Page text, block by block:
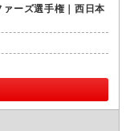
ーズ選手権｜西日本